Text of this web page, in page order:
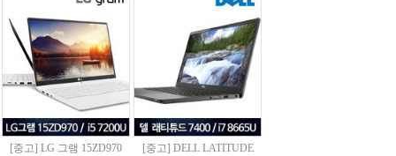
[중고] LG 그램 15ZD970
[중고] DELL LATITUDE